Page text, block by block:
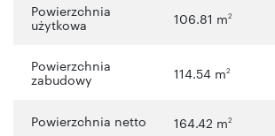
Powierzchnia
użytkowa
106.81 m2
Powierzchnia
zabudowy
114.54 m2
Powierzchnia netto 164.42 m2